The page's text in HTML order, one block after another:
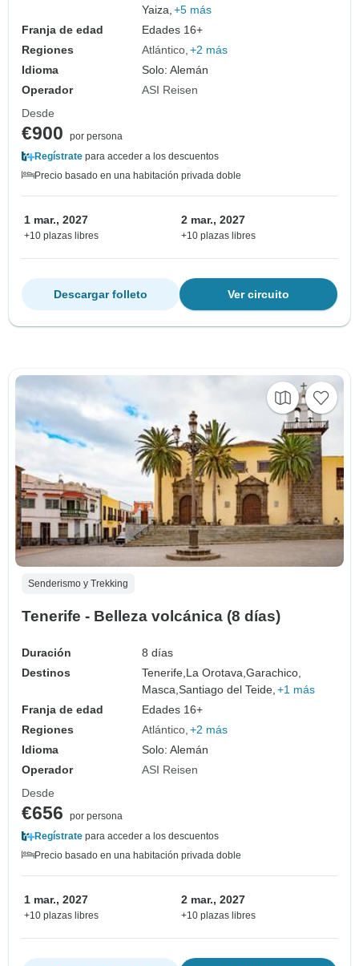
Yaiza, +5 más
Franja de edad
Edades 16+
Regiones
Atlántico +2 más
Idioma
Solo: Alemán
Operador
ASI Reisen
Desde
€900
por persona
Regístrate para acceder a los descuentos
Precio basado en una habitación privada doble
1 mar., 2027
+10 plazas libres
2 mar., 2027
+10 plazas libres
Ver circuito
Descargar folleto
Senderismo y Trekking
Tenerife - Belleza volcánica (8 días)
Duración
8 días
Destinos
Tenerife, La Orotava,Garachico,
Masca,Santiago del Teide, +1 más
Franja de edad
Edades 16+
Regiones
Atlántico +2 más
Idioma
Solo: Alemán
Operador
ASI Reisen
Desde
€656
por persona
Regístrate para acceder a los descuentos
Precio basado en una habitación privada doble
1 mar., 2027
+10 plazas libres
2 mar., 2027
+10 plazas libres